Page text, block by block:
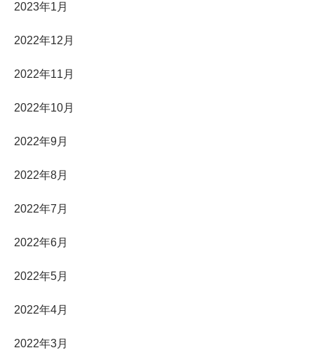
2023年1月
2022年12月
2022年11月
2022年10月
2022年9月
2022年8月
2022年7月
2022年6月
2022年5月
2022年4月
2022年3月